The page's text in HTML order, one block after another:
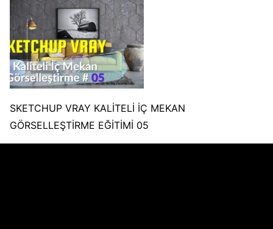
SKETCHUP VRAY KALİTELİ İÇ MEKAN
GÖRSELLEŞTİRME EĞİTİMİ 05